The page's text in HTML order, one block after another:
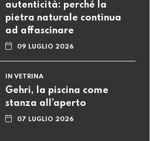
autenticità: perché la
pietra naturale continua
ad affascinare
09 LUGLIO 2026
IN VETRINA
Gehri, la piscina come
stanza all’aperto
07 LUGLIO 2026